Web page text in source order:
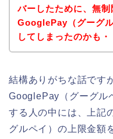
バーしたために、無
GooglePay（グーグ
してしまったのかも・
結構ありがちな話です
GooglePay（グーグル
する人の中には、上記
グルペイ）の上限金額